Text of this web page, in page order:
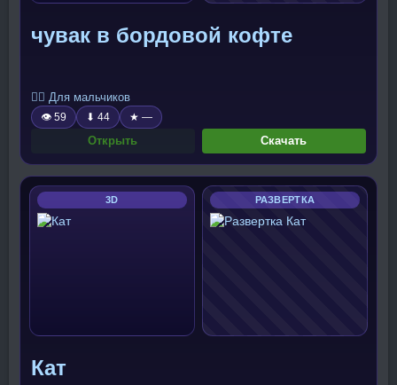
чувак в бордовой кофте
🧍‍♂️ Для мальчиков
👁 59 ⬇ 44 ★ —
Открыть Скачать
3D РАЗВЕРТКА
Кат